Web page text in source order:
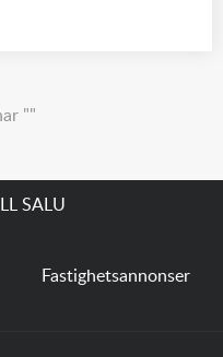
""
SALU
Fastighetsannonser